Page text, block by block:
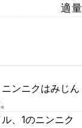
適量
ンニクはみじん
、1のニンニク